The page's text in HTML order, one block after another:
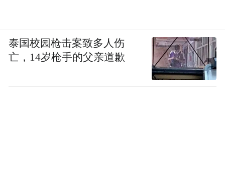
泰国校园枪击案致多人伤
亡，14岁枪手的父亲道歉